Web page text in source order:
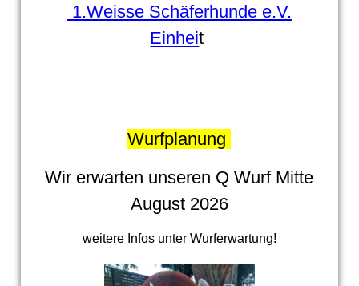
1.Weisse Schäferhunde e.V.
Einheit
Wurfplanung
Wir erwarten unseren Q Wurf Mitte
August 2026
weitere Infos unter Wurferwartung!